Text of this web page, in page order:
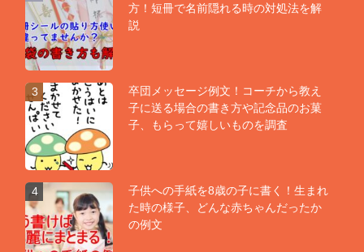
方！短冊で名前隠れる時の対処法を解
説
3
卒団メッセージ例文！コーチから教え
子に送る場合の書き方や記念品のお菓
子、もらって嬉しいものを調査
4
子供への手紙を8歳の子に書く！生まれ
た時の様子、どんな赤ちゃんだったか
の例文